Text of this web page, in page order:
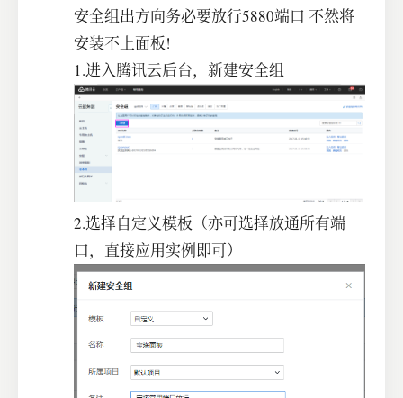
安全组出方向务必要放行5880端口 不然将
安装不上面板!
1.进入腾讯云后台，新建安全组
2.选择自定义模板（亦可选择放通所有端
口，直接应用实例即可）